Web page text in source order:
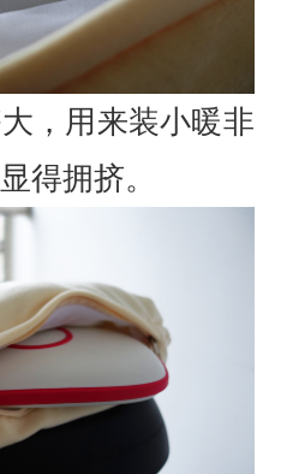
，用来装小暖非
得拥挤。